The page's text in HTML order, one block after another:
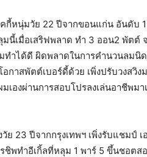
หนุ่มวัย 22 ปีจากขอนแก่น อันดับ 1
นี้เมื่อเสริฟพลาด ทำ 3 ออน2 พัตต์
มทำได้ดี ผิดพลาดในการคำนวนล
กาสพัตต์เบอร์ดี้ด้วย เพิ่งปรับวงสวิง
มเองผ่านการสอบโปรลงเล่นอาชีพ
ย 23 ปีจากกรุงเทพฯ เพิ่งรับแชมป์
ชิพทำอีเกิ้ลที่หลุม 1 พาร์ 5 ขึ้นชอต